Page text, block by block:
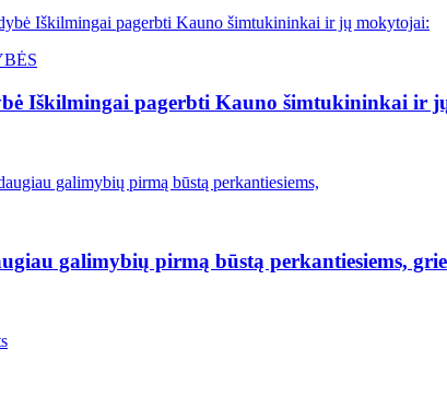
Iškilmingai pagerbti Kauno šimtukininkai ir
galimybių pirmą būstą perkantiesiems,